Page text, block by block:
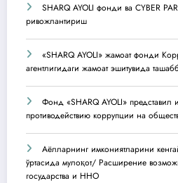
SHARQ AYOLI фонди ва CYBER
ривожлантириш
«SHARQ AYOLI» жамоат фонди
агентлигидаги жамоат эшитувида
Фонд «SHARQ AYOLI» представил
противодействию коррупции на
Аёлларнинг имкониятларини
ўртасида мулоқот/ Расширение
государства и ННО